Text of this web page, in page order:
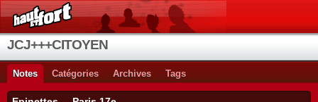
JCJ+++CITOYEN
Notes Catégories Archives Tags